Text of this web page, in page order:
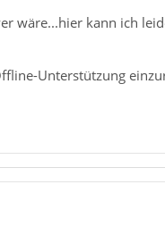
wäre...hier kann ich
Unterstützung